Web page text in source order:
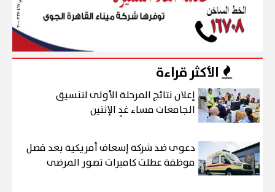
الأكثر قراءة
إعلان نتائج المرحلة الأولى لتنسيق
الجامعات مساء غدٍ الإثنين
دعوى ضد شركة إسعاف أمريكية بعد فصل
موظفة عطلت كاميرات تصور المرضى